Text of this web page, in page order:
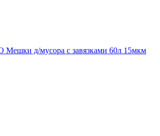
д/мусора с завязками 60л 15мкм